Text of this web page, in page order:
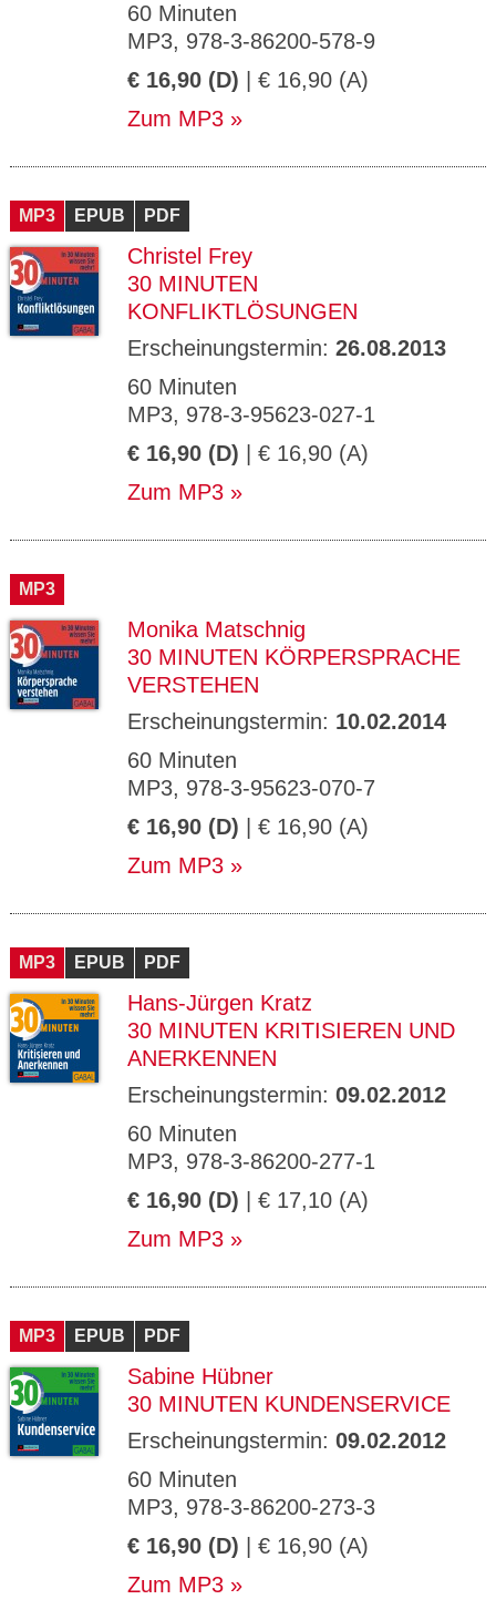
60 Minuten
MP3, 978-3-86200-578-9
€ 16,90 (D) | € 16,90 (A)
Zum MP3
MP3 EPUB PDF
Christel Frey
30 MINUTEN
KONFLIKTLÖSUNGEN
Erscheinungstermin: 26.08.2013
60 Minuten
MP3, 978-3-95623-027-1
€ 16,90 (D) | € 16,90 (A)
Zum MP3
MP3
Monika Matschnig
30 MINUTEN KÖRPERSPRACHE
VERSTEHEN
Erscheinungstermin: 10.02.2014
60 Minuten
MP3, 978-3-95623-070-7
€ 16,90 (D) | € 16,90 (A)
Zum MP3
MP3 EPUB PDF
Hans-Jürgen Kratz
30 MINUTEN KRITISIEREN UND
ANERKENNEN
Erscheinungstermin: 09.02.2012
60 Minuten
MP3, 978-3-86200-277-1
€ 16,90 (D) | € 17,10 (A)
Zum MP3
MP3 EPUB PDF
Sabine Hübner
30 MINUTEN KUNDENSERVICE
Erscheinungstermin: 09.02.2012
60 Minuten
MP3, 978-3-86200-273-3
€ 16,90 (D) | € 16,90 (A)
Zum MP3